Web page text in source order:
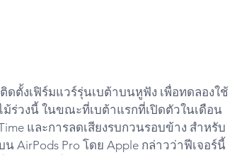
ดตั้งเฟิร์มแวร์รุ่นเบต้าบนหูฟัง เพื่อทดลองใช้
ร่วงนี้ ในขณะที่เบต้าแรกที่เปิดตัวในเดือน
และการลดเสียงรบกวนรอบข้าง สำหรับ
AirPods Pro โดย Apple กล่าวว่าฟีเจอร์นี้